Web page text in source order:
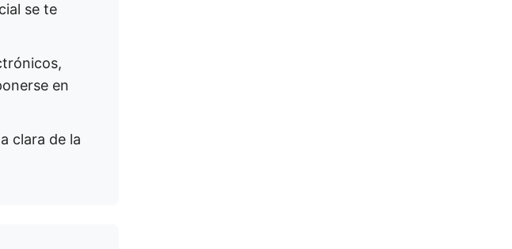
se te
en
clara de la